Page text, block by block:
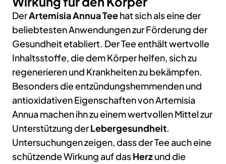
DerArtemisia Annua Teehat sich als eine der
beliebtesten Anwendungen zur Förderung der
Gesundheit etabliert. Der Tee enthält wertvolle
Inhaltsstoffe, die dem Körper helfen, sich zu
regenerieren und Krankheiten zu bekämpfen.
Besonders die entzündungshemmenden und
antioxidativen Eigenschaften von Artemisia
Annua machen ihn zu einem wertvollen Mittel zur
Unterstützung derLebergesundheit.
Untersuchungen zeigen, dass der Tee auch eine
schützende Wirkung auf dasHerzund die